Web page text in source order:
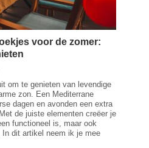
voor de zomer:
om te genieten van levendige
zon. Een Mediterrane
dagen en avonden een extra
de juiste elementen creëer je
functioneel is, maar ook
dit artikel neem ik je mee